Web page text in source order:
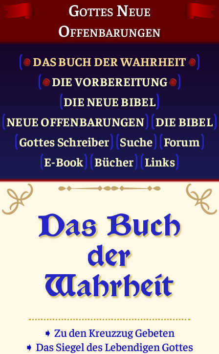
Gottes Neue
Offenbarungen
DAS BUCH DER WAHRHEIT
DIE VOR­BEREITUNG
DIE NEUE BIBEL
NEUE OFFENBARUNGEN
DIE BIBEL
Gottes Schreiber
Suche
Forum
E-Book
Bücher Links
Das Buch
der
Wahrheit
➧ Zu den Kreuzzug Gebeten
➧ Das Siegel des Lebendigen Gottes